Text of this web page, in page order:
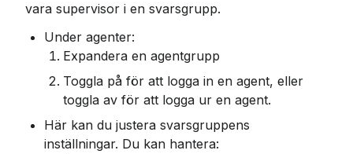
vara supervisor i en svarsgrupp.
Under agenter:
Expandera en agentgrupp
Toggla på för att logga in en agent, eller
toggla av för att logga ur en agent.
Här kan du justera svarsgruppens
inställningar. Du kan hantera: